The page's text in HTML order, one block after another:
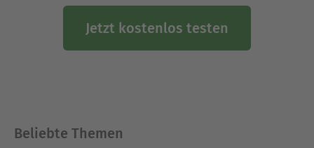
Jetzt kostenlos testen
Beliebte Themen